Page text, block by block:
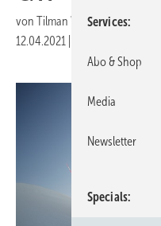
von Tilman Weber
12.04.2021
Services
Abo & Shop
Media
Newsletter
Specials